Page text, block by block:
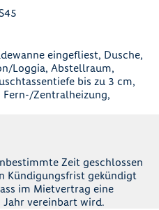
eingefliest, Dusche,
Loggia, Abstellraum,
bis zu 3 cm,
Zentralheizung,
Zeit geschlossen
Kündigungsfrist gekündigt
im Mietvertrag eine
vereinbart wird.